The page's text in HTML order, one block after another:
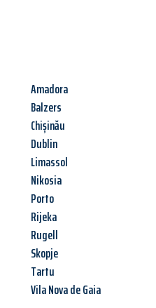
Amadora
Balzers
Chișinău
Dublin
Limassol
Nikosia
Porto
Rijeka
Rugell
Skopje
Tartu
Vila Nova de Gaia